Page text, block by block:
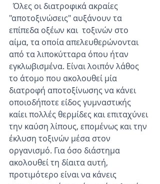
  Όλες οι διατροφικά ακραίες
"αποτοξινώσεις" αυξάνουν τα
επίπεδα οξέων και  τοξινών στο
αίμα, τα οποία απελευθερώνονται
από τα λιποκύτταρα όπου ήταν
εγκλωβισμένα. Είναι λοιπόν λάθος
το άτομο που ακολουθεί μία
διατροφή αποτοξίνωσης να κάνει
οποιοδήποτε είδος γυμναστικής
καίει πολλές θερμίδες και επιταχύνει
την καύση λίπους, επομένως και την
έκλυση τοξινών μέσα στον
οργανισμό. Για όσο διάστημα
ακολουθεί τη δίαιτα αυτή,
προτιμότερο είναι να κάνεις